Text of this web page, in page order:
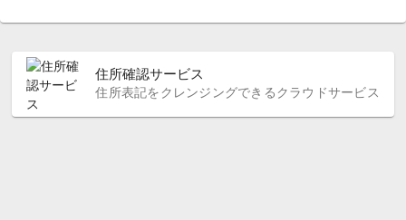
住所確認サービス
住所表記をクレンジングできるクラウドサービス